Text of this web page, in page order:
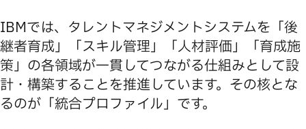
IBMでは、タレントマネジメントシステムを「後
継者育成」「スキル管理」「人材評価」「育成施
策」の各領域が一貫してつながる仕組みとして設
計・構築することを推進しています。その核とな
るのが「統合プロファイル」です。